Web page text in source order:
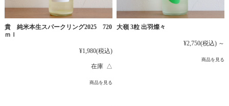
貴 純米本生スパークリング2025 720
ｍｌ
¥1,980(税込)
在庫 △
商品を見る
大嶺 3粒 出羽燦々
¥2,750(税込) ～
商品を見る